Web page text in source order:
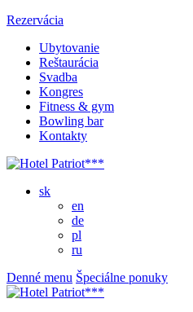
Rezervácia
Ubytovanie
Reštaurácia
Svadba
Kongres
Fitness & gym
Bowling bar
Kontakty
sk
en
de
pl
ru
Denné menu Špeciálne ponuky